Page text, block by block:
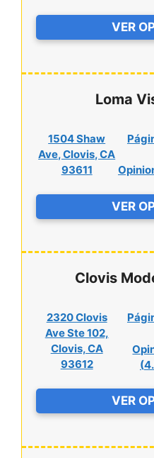
VER
Loma
1504 Shaw
Ave, Clovis, CA
93611
VER
Clovis
2320 Clovis
Ave Ste 102,
Clovis, CA
93612
(
VER